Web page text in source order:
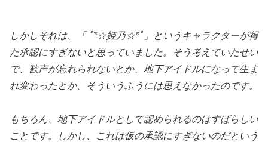
しかしそれは、「 ﾟ*☆姫乃☆*ﾟ」というキャラクターが得
た承認にすぎないと思っていました。そう考えていたせい
で、歓声が忘れられないとか、地下アイドルになって生ま
れ変わったとか、そういうふうには思えなかったのです。
もちろん、地下アイドルとして認められるのはすばらしい
ことです。しかし、これは仮の承認にすぎないのだという